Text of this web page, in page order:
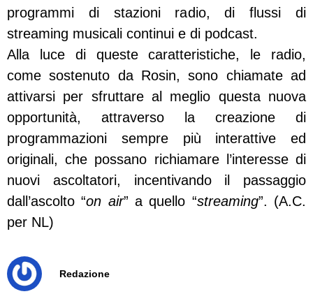
programmi di stazioni radio, di flussi di
streaming musicali continui e di podcast.
Alla luce di queste caratteristiche, le radio,
come sostenuto da Rosin, sono chiamate ad
attivarsi per sfruttare al meglio questa nuova
opportunità, attraverso la creazione di
programmazioni sempre più interattive ed
originali, che possano richiamare l’interesse di
nuovi ascoltatori, incentivando il passaggio
dall’ascolto “on air” a quello “streaming”. (A.C.
per NL)
Redazione